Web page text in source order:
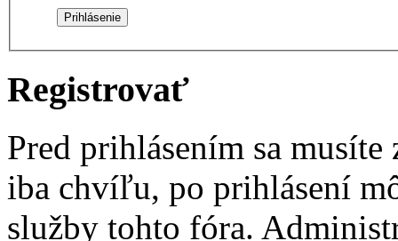
Registrovať
Pred prihlásením sa
iba chvíľu, po prihlásení
služby tohto fóra.